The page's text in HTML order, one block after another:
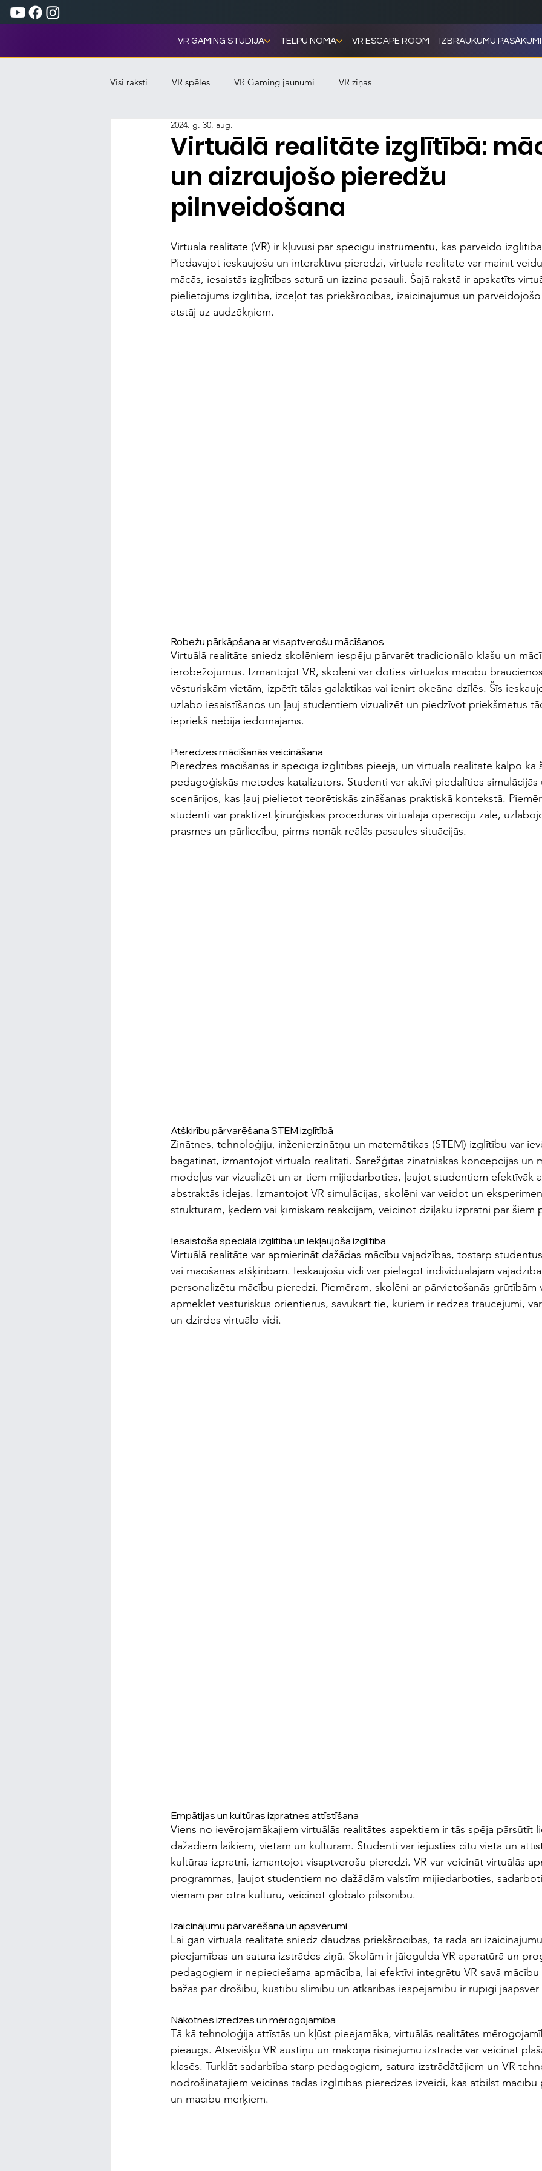
Visi raksti VR spēles VR Gaming jaunumi VR ziņas
Virtuālā realitāte izglītībā:
un aizraujošo pieredžu
pilnveidošana
2024. g. 30. aug.
Virtuālā realitāte (VR) ir kļuvusi par spēcīgu instrumentu, kas pārveido
Piedāvājot ieskaujošu un interaktīvu pieredzi, virtuālā realitāte var mainīt
mācās, iesaistās izglītības saturā un izzina pasauli. Šajā rakstā ir apskatīts
pielietojums izglītībā, izceļot tās priekšrocības, izaicinājumus un
atstāj uz audzēkņiem.
Robežu pārkāpšana ar visaptverošu mācīšanos
Virtuālā realitāte sniedz skolēniem iespēju pārvarēt tradicionālo klašu un
ierobežojumus. Izmantojot VR, skolēni var doties virtuālos mācību
vēsturiskām vietām, izpētīt tālas galaktikas vai ienirt okeāna dzīlēs. Šīs
uzlabo iesaistīšanos un ļauj studentiem vizualizēt un piedzīvot priekšmetus
iepriekš nebija iedomājams.
Pieredzes mācīšanās veicināšana
Pieredzes mācīšanās ir spēcīga izglītības pieeja, un virtuālā realitāte kalpo kā
pedagoģiskās metodes katalizators. Studenti var aktīvi piedalīties simulācijās
scenārijos, kas ļauj pielietot teorētiskās zināšanas praktiskā kontekstā.
studenti var praktizēt ķirurģiskas procedūras virtuālajā operāciju zālē,
prasmes un pārliecību, pirms nonāk reālās pasaules situācijās.
Atšķirību pārvarēšana STEM izglītībā
Zinātnes, tehnoloģiju, inženierzinātņu un matemātikas (STEM) izglītību var
bagātināt, izmantojot virtuālo realitāti. Sarežģītas zinātniskas koncepcijas un
modeļus var vizualizēt un ar tiem mijiedarboties, ļaujot studentiem efektīvāk
abstraktās idejas. Izmantojot VR simulācijas, skolēni var veidot un
struktūrām, ķēdēm vai ķīmiskām reakcijām, veicinot dziļāku izpratni par šiem
Iesaistoša speciālā izglītība un iekļaujoša izglītība
Virtuālā realitāte var apmierināt dažādas mācību vajadzības, tostarp
vai mācīšanās atšķirībām. Ieskaujošu vidi var pielāgot individuālajām
personalizētu mācību pieredzi. Piemēram, skolēni ar pārvietošanās grūtībām
apmeklēt vēsturiskus orientierus, savukārt tie, kuriem ir redzes traucējumi,
un dzirdes virtuālo vidi.
Empātijas un kultūras izpratnes attīstīšana
Viens no ievērojamākajiem virtuālās realitātes aspektiem ir tās spēja pārsūtīt
dažādiem laikiem, vietām un kultūrām. Studenti var iejusties citu vietā un
kultūras izpratni, izmantojot visaptverošu pieredzi. VR var veicināt virtuālās
programmas, ļaujot studentiem no dažādām valstīm mijiedarboties,
vienam par otra kultūru, veicinot globālo pilsonību.
Izaicinājumu pārvarēšana un apsvērumi
Lai gan virtuālā realitāte sniedz daudzas priekšrocības, tā rada arī
pieejamības un satura izstrādes ziņā. Skolām ir jāiegulda VR aparatūrā un
pedagogiem ir nepieciešama apmācība, lai efektīvi integrētu VR savā mācību
bažas par drošību, kustību slimību un atkarības iespējamību ir rūpīgi jāapsver
Nākotnes izredzes un mērogojamība
Tā kā tehnoloģija attīstās un kļūst pieejamāka, virtuālās realitātes
pieaugs. Atsevišķu VR austiņu un mākoņa risinājumu izstrāde var veicināt
klasēs. Turklāt sadarbība starp pedagogiem, satura izstrādātājiem un VR
nodrošinātājiem veicinās tādas izglītības pieredzes izveidi, kas atbilst mācību
un mācību mērķiem.
VR GAMING STUDIJA TELPU NOMA VR ESCAPE ROOM IZBRAUKUMU PASĀKUMI